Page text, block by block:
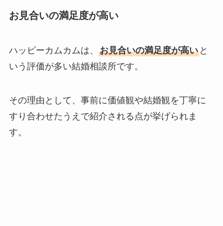
お見合いの満足度が高い
ハッピーカムカムは、 お見合いの満足度が高いと
いう評価が多い結婚相談所です。
その理由として、事前に価値観や結婚観を丁寧に
すり合わせたうえで紹介される点が挙げられま
す。